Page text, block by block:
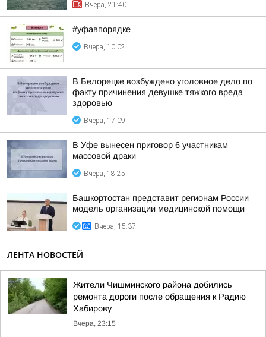
Вчера, 21:40
#уфавпорядке
Вчера, 10:02
В Белорецке возбуждено уголовное дело по
факту причинения девушке тяжкого вреда
здоровью
Вчера, 17:09
В Уфе вынесен приговор 6 участникам
массовой драки
Вчера, 18:25
Башкортостан представит регионам России
модель организации медицинской помощи
Вчера, 15:37
ЛЕНТА НОВОСТЕЙ
Жители Чишминского района добились
ремонта дороги после обращения к Радию
Хабирову
Вчера, 23:15